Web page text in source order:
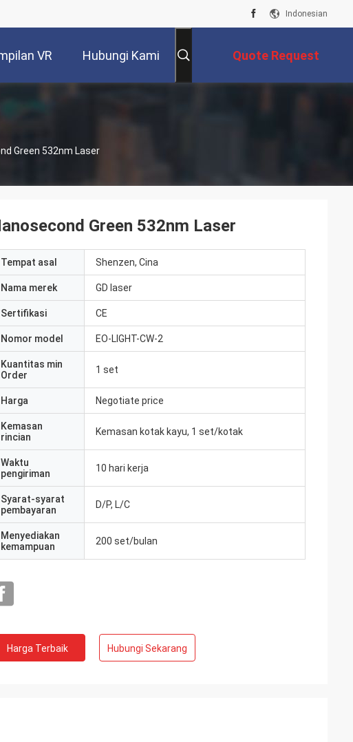
Indonesian
VR Hubungi Kami Quote Request
Green 532nm Laser
Green 532nm Laser
Tempat asal Shenzen, Cina
Nama merek GD laser
Sertifikasi CE
Nomor model EO-LIGHT-CW-2
Kuantitas min
Order
1 set
Harga Negotiate price
Kemasan
rincian
Kemasan kotak kayu, 1 set/kotak
Waktu
pengiriman
10 hari kerja
Syarat-syarat
pembayaran
D/P, L/C
Menyediakan
kemampuan
200 set/bulan
Harga Terbaik Hubungi Sekarang